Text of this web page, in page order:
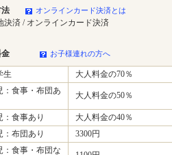
オンラインカード決済とは
決済 / オンラインカード決済
お子様連れの方へ
生
大人料金の70％
：食事・布団あ
大人料金の50％
：食事あり
大人料金の40％
：布団あり
3300円
：食事・布団な